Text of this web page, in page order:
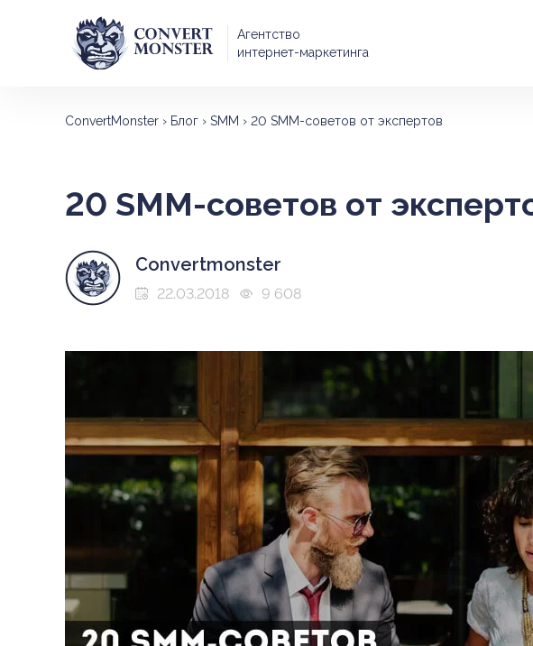
Агентство
интернет-маркетинга
ConvertMonster › Блог › SMM › 20 SMM-советов от экспертов
20 SMM-советов от
Convertmonster
22.03.2018 9 608